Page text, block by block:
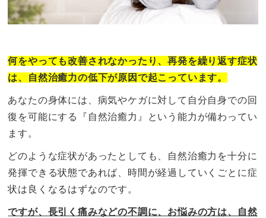
何をやっても改善されなかったり、再発を繰り返す症状
は、自然治癒力の低下が原因で起こっています。
あなたの身体には、病気やケガに対して自分自身での回
復を可能にする『自然治癒力』という能力が備わってい
ます。
どのような症状があったとしても、自然治癒力を十分に
発揮できる状態であれば、時間が経過していくごとに症
状は良くなるはずなのです。
ですが、長引く痛みなどの不調に、お悩みの方は、自然